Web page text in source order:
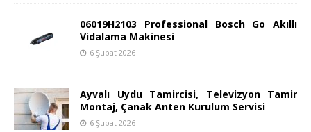
06019H2103 Professional Bosch Go Akıllı
Vidalama Makinesi
6 Şubat 2026
Ayvalı Uydu Tamircisi, Televizyon Tamir
Montaj, Çanak Anten Kurulum Servisi
6 Şubat 2026